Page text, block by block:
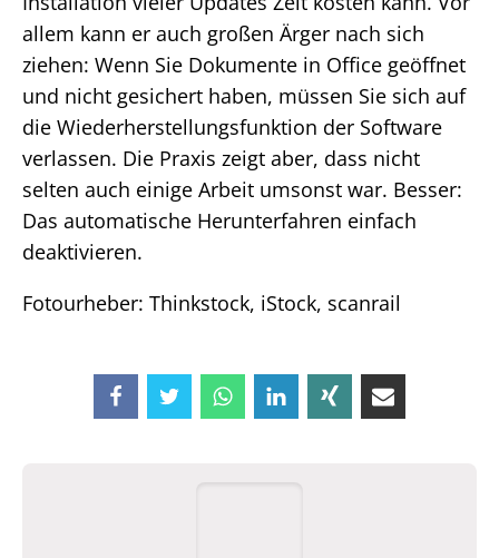
allem kann er auch großen Ärger nach sich
ziehen: Wenn Sie Dokumente in Office geöffnet
und nicht gesichert haben, müssen Sie sich auf
die Wiederherstellungsfunktion der Software
verlassen. Die Praxis zeigt aber, dass nicht
selten auch einige Arbeit umsonst war. Besser:
Das automatische Herunterfahren einfach
deaktivieren.
Fotourheber: Thinkstock, iStock, scanrail